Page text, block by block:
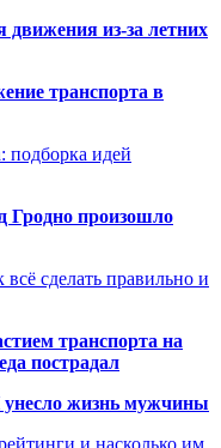
движения из-за летних
транспорта в
подборка идей
Гродно произошло
сделать правильно и
транспорта на
пострадал
жизнь мужчины
и насколько им